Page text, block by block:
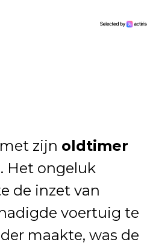
zijn oldtimer
Het ongeluk
de inzet van
voertuig te
maakte, was de